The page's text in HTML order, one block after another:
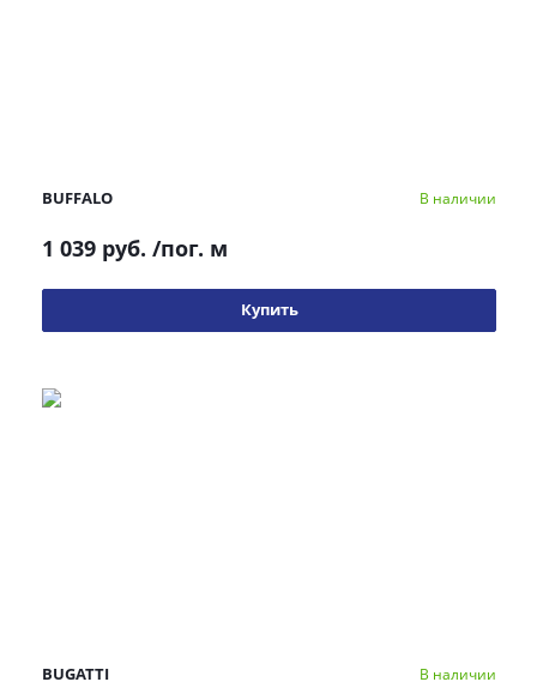
BUFFALO В наличии
1 039 руб. /пог. м
Купить
BUGATTI В наличии